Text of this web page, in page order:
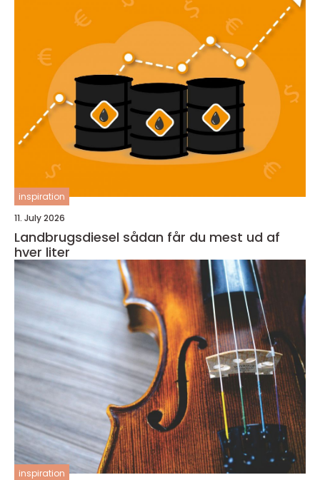
inspiration
11. July 2026
Landbrugsdiesel sådan får du mest ud af
hver liter
inspiration